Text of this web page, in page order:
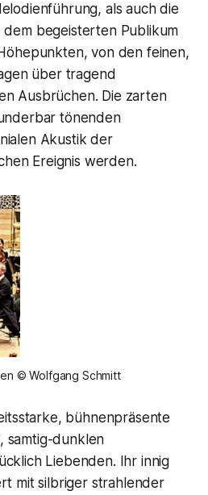
als auch die
dem begeisterten Publikum
von den feinen,
über tragend
Ausbrüchen. Die zarten
tönenden
Akustik der
Ereignis werden.
© Wolfgang Schmitt
bühnenpräsente
samtig-dunklen
Liebenden. Ihr innig
mit silbriger strahlender